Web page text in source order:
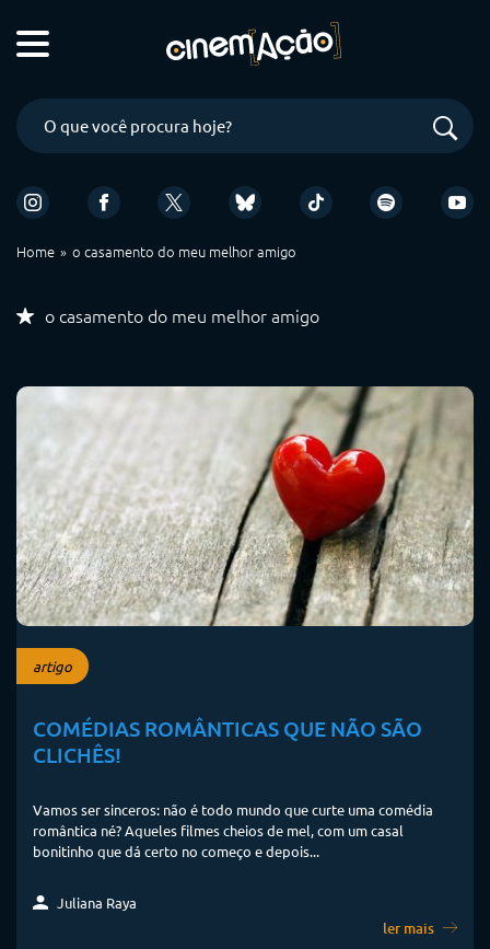
Home o casamento do meu melhor amigo
o casamento do meu melhor amigo
artigo
COMÉDIAS ROMÂNTICAS QUE NÃO SÃO
CLICHÊS!
Vamos ser sinceros: não é todo mundo que curte uma comédia
romântica né? Aqueles filmes cheios de mel, com um casal
bonitinho que dá certo no começo e depois...
Juliana Raya
ler mais